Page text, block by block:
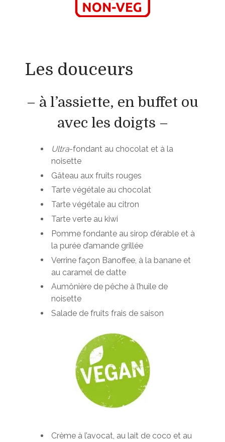
Les douceurs
– à l’assiette, en buffet ou
avec les doigts –
Ultra-fondant au chocolat et à la
noisette
Gâteau aux fruits rouges
Tarte végétale au chocolat
Tarte végétale au citron
Tarte verte au kiwi
Pomme fondante au sirop d’érable et à
la purée d’amande grillée
Verrine façon Banoffee, à la banane et
au caramel de datte
Aumônière de pêche à l’huile de
noisette
Salade de fruits frais de saison
Crème à l’avocat, au lait de coco et au